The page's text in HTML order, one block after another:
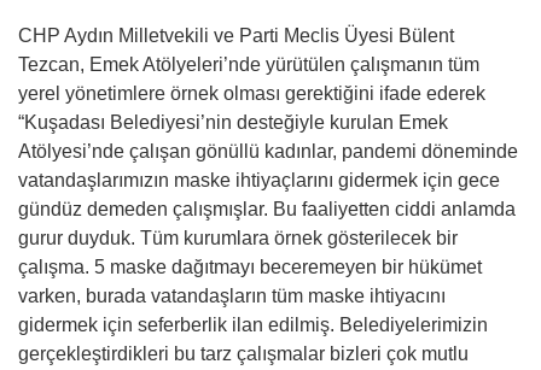
CHP Aydın Milletvekili ve Parti Meclis Üyesi Bülent
Tezcan, Emek Atölyeleri’nde yürütülen çalışmanın tüm
yerel yönetimlere örnek olması gerektiğini ifade ederek
“Kuşadası Belediyesi’nin desteğiyle kurulan Emek
Atölyesi’nde çalışan gönüllü kadınlar, pandemi döneminde
vatandaşlarımızın maske ihtiyaçlarını gidermek için gece
gündüz demeden çalışmışlar. Bu faaliyetten ciddi anlamda
gurur duyduk. Tüm kurumlara örnek gösterilecek bir
çalışma. 5 maske dağıtmayı beceremeyen bir hükümet
varken, burada vatandaşların tüm maske ihtiyacını
gidermek için seferberlik ilan edilmiş. Belediyelerimizin
gerçekleştirdikleri bu tarz çalışmalar bizleri çok mutlu